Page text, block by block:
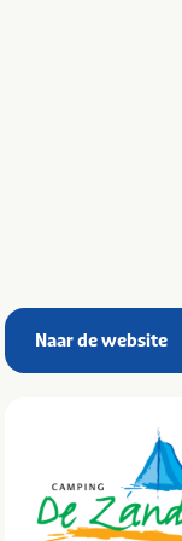
Naar de website